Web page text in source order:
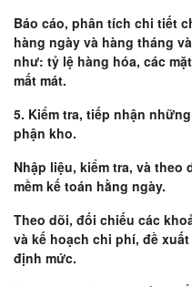
Báo cáo, phân tích chi tiết
hàng ngày và hàng tháng
như: tỷ lệ hàng hóa, các
mất mát.
5. Kiểm tra, tiếp nhận
phận kho.
Nhập liệu, kiểm tra, và
mềm kế toán hằng ngày.
Theo dõi, đối chiếu các
và kế hoạch chi phí, đề
định mức.